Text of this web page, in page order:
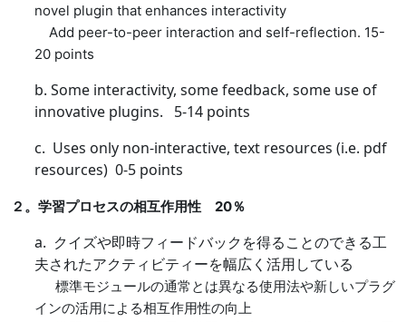
novel plugin that enhances interactivity
Add peer-to-peer interaction and self-reflection. 15-
20 points
b. Some interactivity, some feedback, some use of
innovative plugins. 5-14 points
c. Uses only non-interactive, text resources (i.e. pdf
resources) 0-5 points
２。学習プロセスの相互作用性 20％
a. クイズや即時フィードバックを得ることのできる工
夫されたアクティビティーを幅広く活用している
標準モジュールの通常とは異なる使用法や新しいプラグ
インの活用による相互作用性の向上